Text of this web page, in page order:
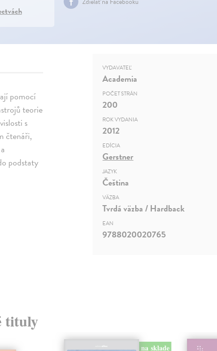
pomocí
teorie
s
čtenáři,
podstaty
VYDAVATEĽ
Academia
POČET STRÁN
200
ROK VYDANIA
2012
EDÍCIA
Gerstner
JAZYK
Čeština
VÄZBA
Tvrdá väzba / Hardback
EAN
9788020020765
tituly
na sklade